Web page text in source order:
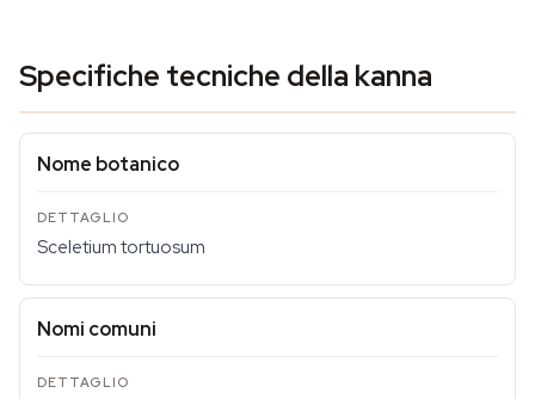
Specifiche tecniche della kanna
Nome botanico
Sceletium tortuosum
Nomi comuni